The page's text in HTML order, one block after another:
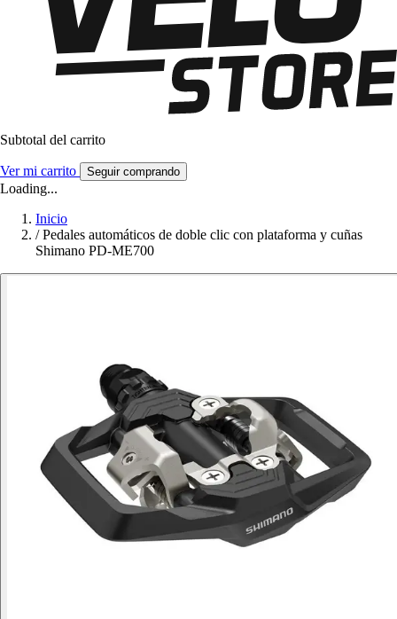
Subtotal del carrito
Ver mi carrito Seguir comprando
Loading...
Inicio
/ Pedales automáticos de doble clic con plataforma y cuñas
Shimano PD-ME700